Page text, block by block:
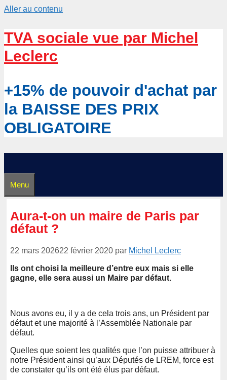
Aller au contenu
TVA sociale vue par Michel
Leclerc
+15% de pouvoir d'achat par
la BAISSE DES PRIX
OBLIGATOIRE
Menu
Aura-t-on un maire de Paris par
défaut ?
22 mars 202622 février 2020 par Michel Leclerc
Ils ont choisi la meilleure d’entre eux mais si elle
gagne, elle sera aussi un Maire par défaut.
Nous avons eu, il y a de cela trois ans, un Président par
défaut et une majorité à l’Assemblée Nationale par
défaut.
Quelles que soient les qualités que l’on puisse attribuer à
notre Président ainsi qu’aux Députés de LREM, force est
de constater qu’ils ont été élus par défaut.